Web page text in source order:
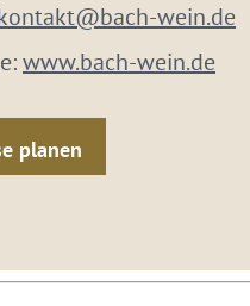
wein.de
www.bach-wein.de
planen